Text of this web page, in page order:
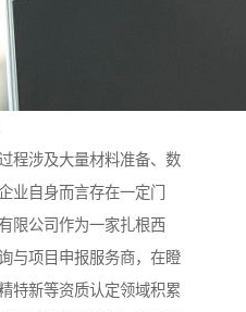
程涉及大量材料准备、数
业自身而言存在一定门
限公司作为一家扎根西
与项目申报服务商，在瞪
特新等资质认定领域积累